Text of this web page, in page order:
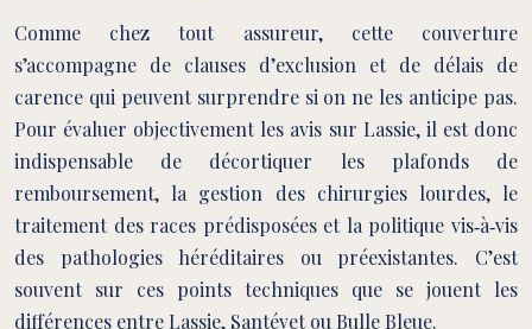
Comme chez tout assureur, cette couverture
s’accompagne de clauses d’exclusion et de délais de
carence qui peuvent surprendre si on ne les anticipe pas.
Pour évaluer objectivement les avis sur Lassie, il est donc
indispensable de décortiquer les plafonds de
remboursement, la gestion des chirurgies lourdes, le
traitement des races prédisposées et la politique vis‑à‑vis
des pathologies héréditaires ou préexistantes. C’est
souvent sur ces points techniques que se jouent les
différences entre Lassie, Santévet ou Bulle Bleue.